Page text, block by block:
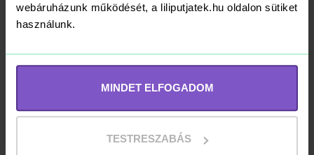
webáruházunk működését, a liliputjatek.hu oldalon sütiket
használunk.
MINDET ELFOGADOM
TESTRESZABÁS
RAKTÁRON
készlet közepes